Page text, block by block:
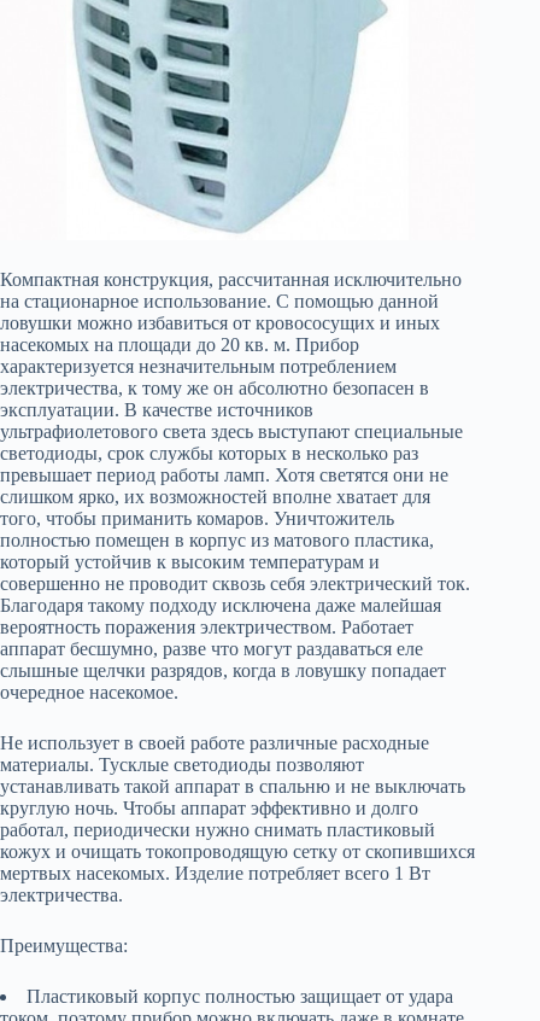
Компактная конструкция, рассчитанная исключительно
на стационарное использование. С помощью данной
ловушки можно избавиться от кровососущих и иных
насекомых на площади до 20 кв. м. Прибор
характеризуется незначительным потреблением
электричества, к тому же он абсолютно безопасен в
эксплуатации. В качестве источников
ультрафиолетового света здесь выступают специальные
светодиоды, срок службы которых в несколько раз
превышает период работы ламп. Хотя светятся они не
слишком ярко, их возможностей вполне хватает для
того, чтобы приманить комаров. Уничтожитель
полностью помещен в корпус из матового пластика,
который устойчив к высоким температурам и
совершенно не проводит сквозь себя электрический ток.
Благодаря такому подходу исключена даже малейшая
вероятность поражения электричеством. Работает
аппарат бесшумно, разве что могут раздаваться еле
слышные щелчки разрядов, когда в ловушку попадает
очередное насекомое.
Не использует в своей работе различные расходные
материалы. Тусклые светодиоды позволяют
устанавливать такой аппарат в спальню и не выключать
круглую ночь. Чтобы аппарат эффективно и долго
работал, периодически нужно снимать пластиковый
кожух и очищать токопроводящую сетку от скопившихся
мертвых насекомых. Изделие потребляет всего 1 Вт
электричества.
Преимущества:
Пластиковый корпус полностью защищает от удара